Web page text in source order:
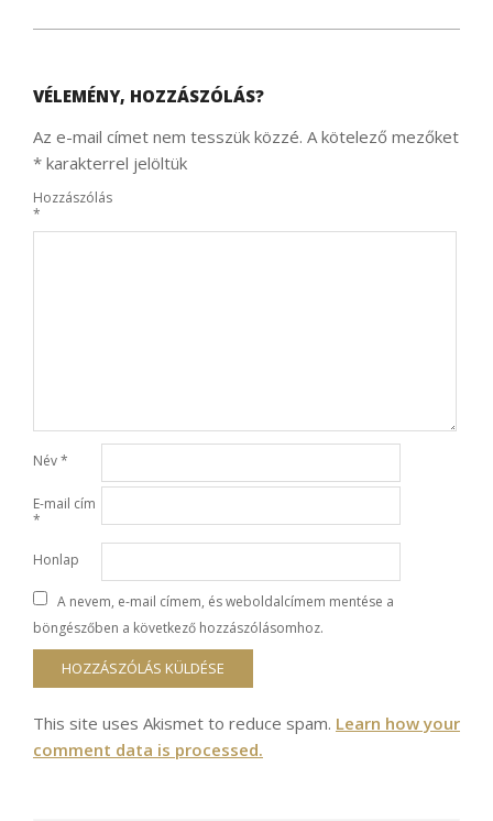
VÉLEMÉNY, HOZZÁSZÓLÁS?
Az e-mail címet nem tesszük közzé. A kötelező mezőket
* karakterrel jelöltük
Hozzászólás
*
Név*
E-mail cím
*
Honlap
A nevem, e-mail címem, és weboldalcímem mentése a
böngészőben a következő hozzászólásomhoz.
This site uses Akismet to reduce spam. Learn how your
comment data is processed.